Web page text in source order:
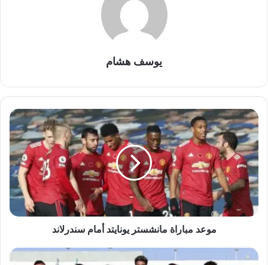
يوسف هشام
موعد
مباراة
مانشستر
يونايتد
أمام
سندرلاند
موعد مباراة مانشستر يونايتد أمام سندرلاند
كتيبة